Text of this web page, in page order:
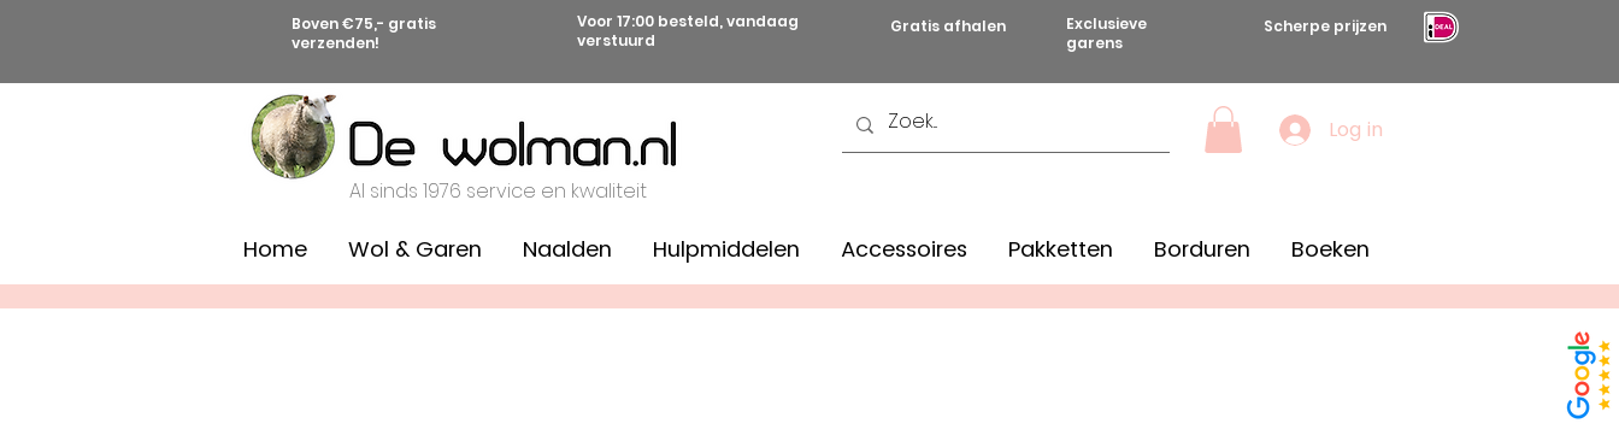
Boven €75,- gratis
verzenden!
Voor 17:00 besteld, vandaag
verstuurd
Gratis afhalen
Exclusieve
garens
Scherpe prijzen
Al sinds 1976 service en kwaliteit
Log in
Home Wol & Garen Naalden Hulpmiddelen Accessoires Pakketten Borduren Boeken